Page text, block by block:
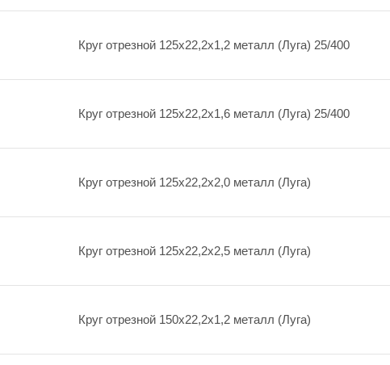
Круг отрезной 125х22,2х1,2 металл (Луга) 25/400
Круг отрезной 125х22,2х1,6 металл (Луга) 25/400
Круг отрезной 125х22,2х2,0 металл (Луга)
Круг отрезной 125х22,2х2,5 металл (Луга)
Круг отрезной 150х22,2х1,2 металл (Луга)